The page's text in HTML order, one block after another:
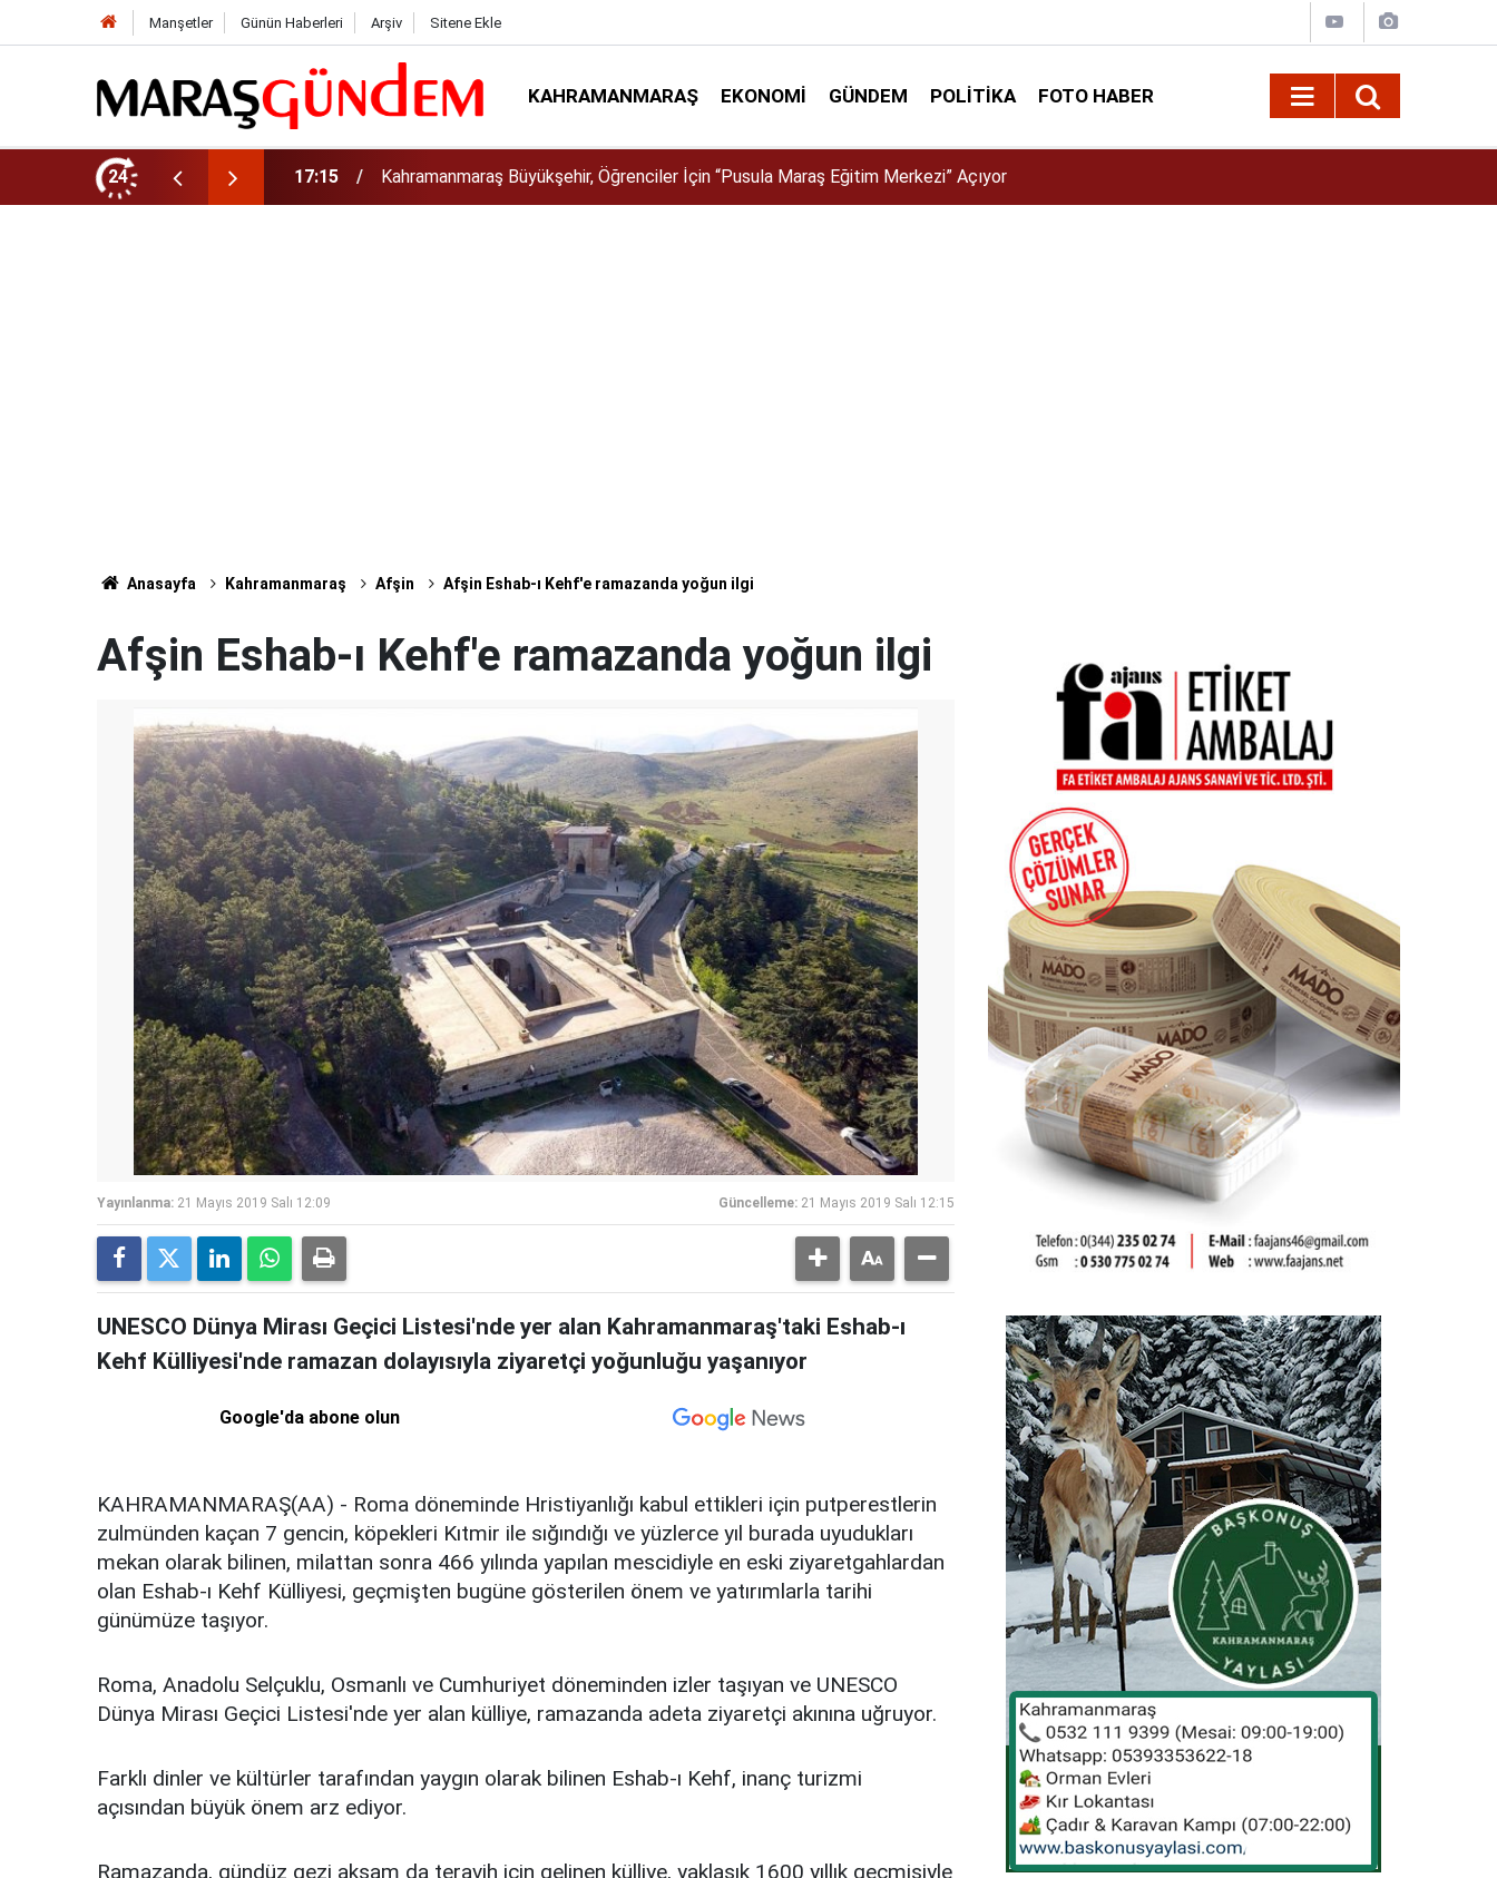
Manşetler Günün Haberleri Arşiv Sitene Ekle
KAHRAMANMARAŞ EKONOMI GÜNDEM POLITIKA FOTO HABER
24
Maraş Eğitim Merkezi” Açıyor 15:38 Kahramanmaraş’ta İklim Dirençli Tarım İçin Güç Birliği!
Anasayfa Kahramanmaraş Afşin Afşin Eshab-ı Kehf'e ramazanda yoğun ilgi
Afşin Eshab-ı Kehf'e ramazanda yoğun ilgi
Yayınlanma: 21 Mayıs 2019 Salı 12:09 Güncelleme: 21 Mayıs 2019 Salı 12:15
UNESCO Dünya Mirası Geçici Listesi'nde yer alan Kahramanmaraş'taki Eshab-ı
Kehf Külliyesi'nde ramazan dolayısıyla ziyaretçi yoğunluğu yaşanıyor
Google'da abone olun
KAHRAMANMARAŞ(AA) - Roma döneminde Hristiyanlığı kabul ettikleri için putperestlerin
zulmünden kaçan 7 gencin, köpekleri Kıtmir ile sığındığı ve yüzlerce yıl burada uyudukları
mekan olarak bilinen, milattan sonra 466 yılında yapılan mescidiyle en eski ziyaretgahlardan
olan Eshab-ı Kehf Külliyesi, geçmişten bugüne gösterilen önem ve yatırımlarla tarihi
günümüze taşıyor.
Roma, Anadolu Selçuklu, Osmanlı ve Cumhuriyet döneminden izler taşıyan ve UNESCO
Dünya Mirası Geçici Listesi'nde yer alan külliye, ramazanda adeta ziyaretçi akınına uğruyor.
Farklı dinler ve kültürler tarafından yaygın olarak bilinen Eshab-ı Kehf, inanç turizmi
açısından büyük önem arz ediyor.
Ramazanda, gündüz gezi akşam da teravih için gelinen külliye, yaklaşık 1600 yıllık geçmişiyle